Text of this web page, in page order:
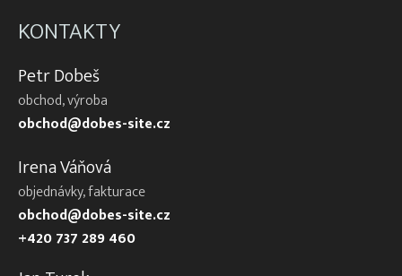
KONTAKTY
Petr Dobeš
obchod, výroba
obchod@dobes-site.cz
Irena Váňová
objednávky, fakturace
obchod@dobes-site.cz
+420 737 289 460